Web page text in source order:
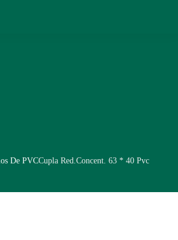
De PVCCupla Red.Concent. 63 * 40 Pvc